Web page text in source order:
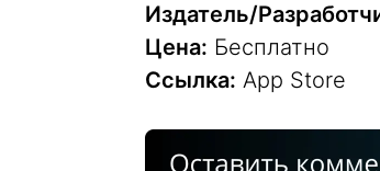
Издатель/
Цена: Бесплатно
Ссылка: App Store